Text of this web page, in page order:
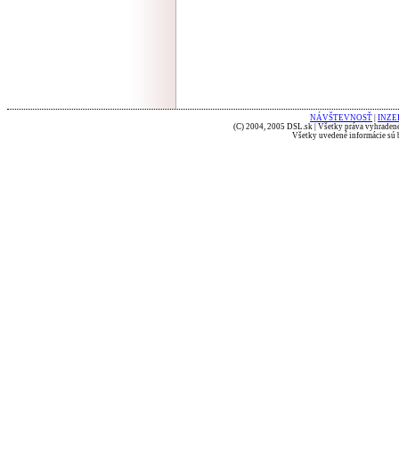
NÁVŠTEVNOSŤ
(C) 2004, 2005 DSL.sk | Všetky práva
Všetky uvedené informácie sú